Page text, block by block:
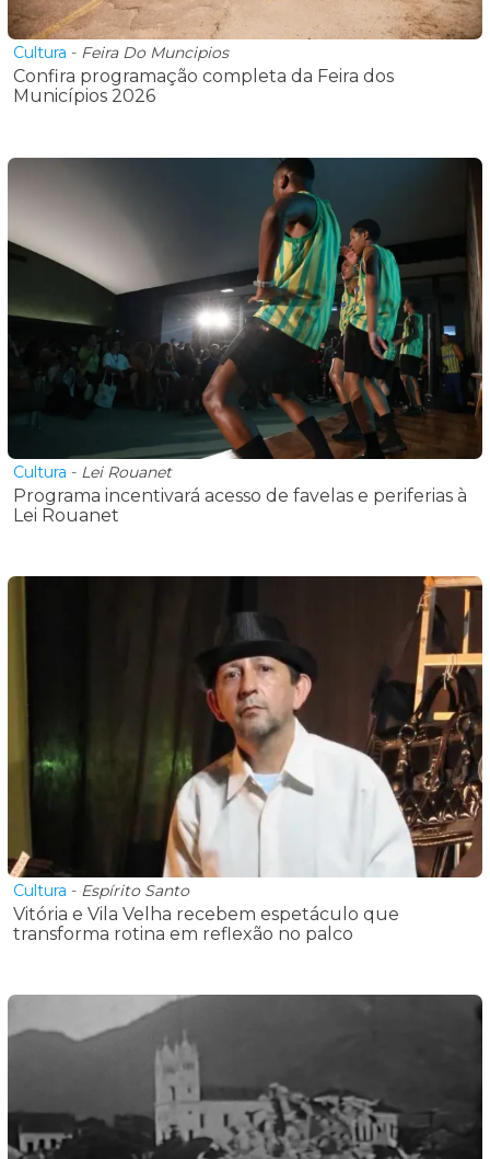
Cultura - Feira Do Muncipios
Confira programação completa da Feira dos
Municípios 2026
Cultura - Lei Rouanet
Programa incentivará acesso de favelas e periferias à
Lei Rouanet
Cultura - Espírito Santo
Vitória e Vila Velha recebem espetáculo que
transforma rotina em reflexão no palco